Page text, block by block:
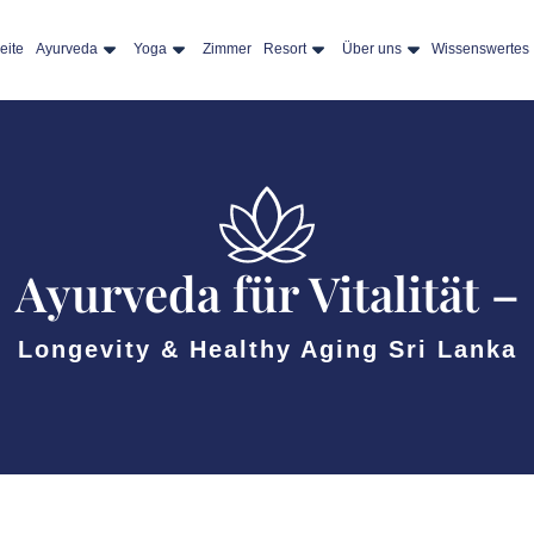
Ayurveda Yoga Zimmer Resort Über uns Wissenswertes
Ayurveda für Vitalität –
Longevity & Healthy Aging Sri Lanka